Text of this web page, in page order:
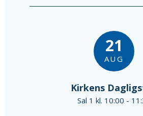
21
AUG
Kirkens
Sal 1 kl. 10:00 -